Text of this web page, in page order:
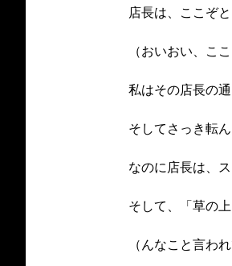
店長は、ここぞ
（おいおい、こ
私はその店長の
そしてさっき転
なのに店長は、
そして、「草の
（んなこと言わ